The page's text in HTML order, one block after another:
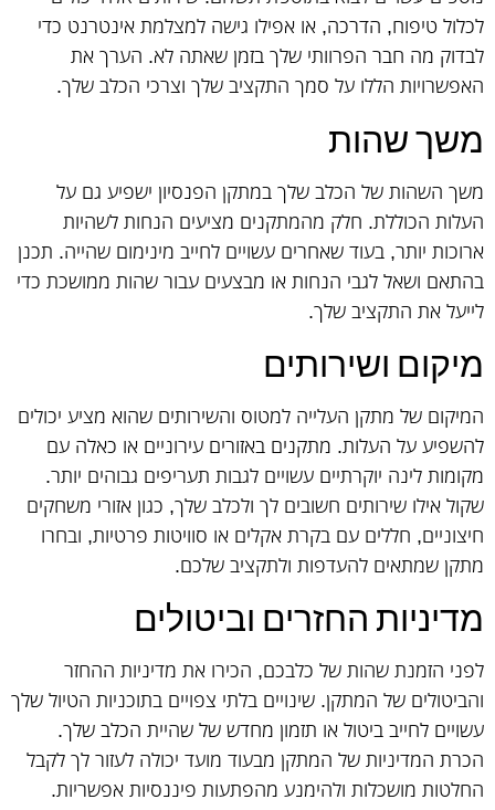
לכלול טיפוח, הדרכה, או אפילו גישה למצלמת אינטרנט כדי
לבדוק מה חבר הפרוותי שלך בזמן שאתה לא. הערך את
האפשרויות הללו על סמך התקציב שלך וצרכי הכלב שלך.
משך שהות
משך השהות של הכלב שלך במתקן הפנסיון ישפיע גם על
העלות הכוללת. חלק מהמתקנים מציעים הנחות לשהיות
ארוכות יותר, בעוד שאחרים עשויים לחייב מינימום שהייה. תכנן
בהתאם ושאל לגבי הנחות או מבצעים עבור שהות ממושכת כדי
לייעל את התקציב שלך.
מיקום ושירותים
המיקום של מתקן העלייה למטוס והשירותים שהוא מציע יכולים
להשפיע על העלות. מתקנים באזורים עירוניים או כאלה עם
מקומות לינה יוקרתיים עשויים לגבות תעריפים גבוהים יותר.
שקול אילו שירותים חשובים לך ולכלב שלך, כגון אזורי משחקים
חיצוניים, חללים עם בקרת אקלים או סוויטות פרטיות, ובחרו
מתקן שמתאים להעדפות ולתקציב שלכם.
מדיניות החזרים וביטולים
לפני הזמנת שהות של כלבכם, הכירו את מדיניות ההחזר
והביטולים של המתקן. שינויים בלתי צפויים בתוכניות הטיול שלך
עשויים לחייב ביטול או תזמון מחדש של שהיית הכלב שלך.
הכרת המדיניות של המתקן מבעוד מועד יכולה לעזור לך לקבל
החלטות מושכלות ולהימנע מהפתעות פיננסיות אפשריות.